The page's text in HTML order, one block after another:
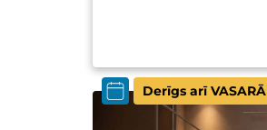
Derīgs arī VASARĀ